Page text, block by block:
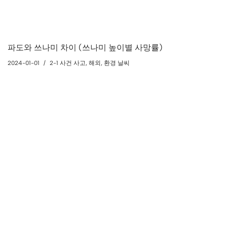
파도와 쓰나미 차이 (쓰나미 높이별 사망률)
2024-01-01 2-1 사건 사고, 해외, 환경 날씨